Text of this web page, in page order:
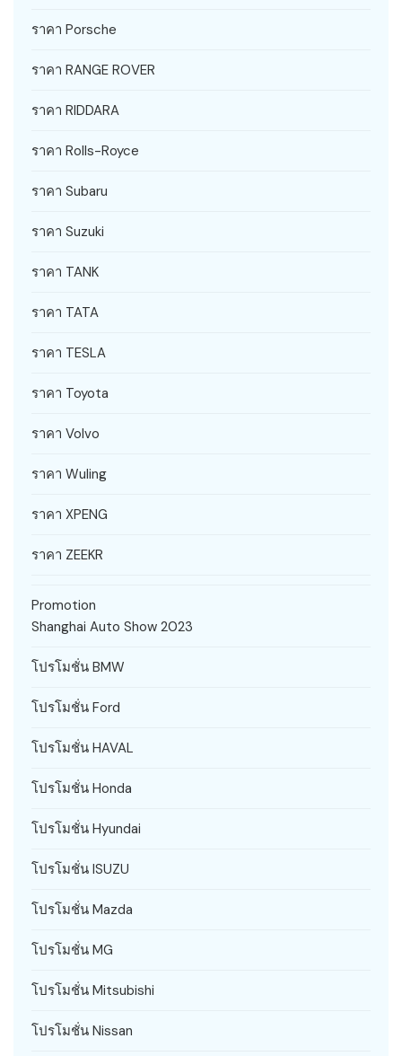
ราคา Porsche
ราคา RANGE ROVER
ราคา RIDDARA
ราคา Rolls-Royce
ราคา Subaru
ราคา Suzuki
ราคา TANK
ราคา TATA
ราคา TESLA
ราคา Toyota
ราคา Volvo
ราคา Wuling
ราคา XPENG
ราคา ZEEKR
Promotion
Shanghai Auto Show 2023
โปรโมชั่น BMW
โปรโมชั่น Ford
โปรโมชั่น HAVAL
โปรโมชั่น Honda
โปรโมชั่น Hyundai
โปรโมชั่น ISUZU
โปรโมชั่น Mazda
โปรโมชั่น MG
โปรโมชั่น Mitsubishi
โปรโมชั่น Nissan